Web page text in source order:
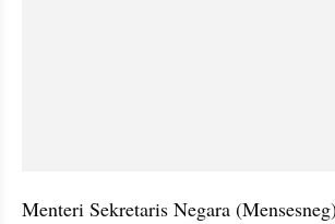
Menteri Sekretaris Negara